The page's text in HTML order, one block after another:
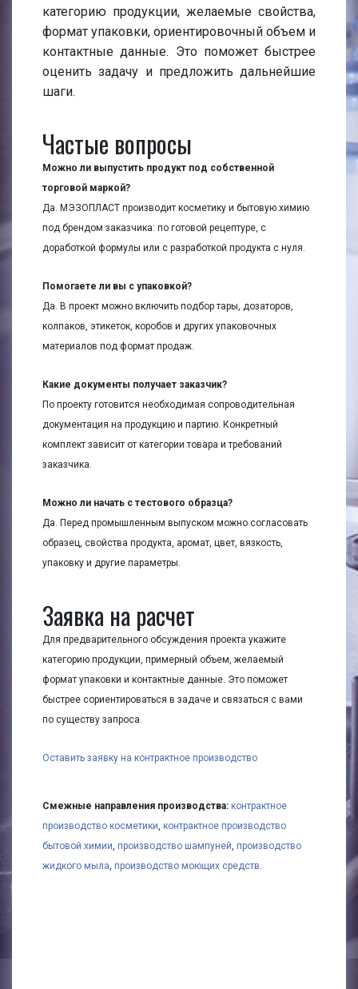
категорию продукции, желаемые свойства,
формат упаковки, ориентировочный объем и
контактные данные. Это поможет быстрее
оценить задачу и предложить дальнейшие
шаги.
Частые вопросы
Можно ли выпустить продукт под собственной
торговой маркой?
Да. МЭЗОПЛАСТ производит косметику и бытовую химию
под брендом заказчика: по готовой рецептуре, с
доработкой формулы или с разработкой продукта с нуля.
Помогаете ли вы с упаковкой?
Да. В проект можно включить подбор тары, дозаторов,
колпаков, этикеток, коробов и других упаковочных
материалов под формат продаж.
Какие документы получает заказчик?
По проекту готовится необходимая сопроводительная
документация на продукцию и партию. Конкретный
комплект зависит от категории товара и требований
заказчика.
Можно ли начать с тестового образца?
Да. Перед промышленным выпуском можно согласовать
образец, свойства продукта, аромат, цвет, вязкость,
упаковку и другие параметры.
Заявка на расчет
Для предварительного обсуждения проекта укажите
категорию продукции, примерный объем, желаемый
формат упаковки и контактные данные. Это поможет
быстрее сориентироваться в задаче и связаться с вами
по существу запроса.
Оставить заявку на контрактное производство
Смежные направления производства: контрактное
производство косметики, контрактное производство
бытовой химии, производство шампуней, производство
жидкого мыла, производство моющих средств.